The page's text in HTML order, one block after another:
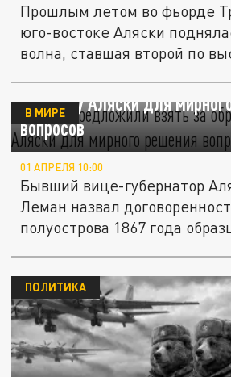
Прошлым летом во фьорде
юго-востоке Аляски
волна, ставшая второй по
В США предложили взять за
продажу Аляски для
вопросов
В МИРЕ
01 АПРЕЛЯ 10:00
Бывший вице-губернатор
Леман назвал
полуострова 1867 года
ПОЛИТИКА